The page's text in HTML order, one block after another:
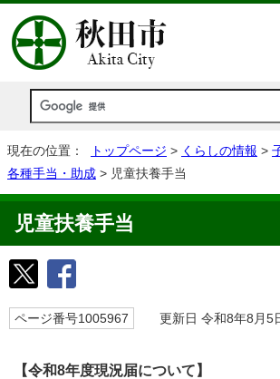
現在の位置： トップページ > くらしの情報 >
各種手当・助成 > 児童扶養手当
児童扶養手当
ページ番号1005967 更新日 令和8年8月5
【令和8年度現況届について】